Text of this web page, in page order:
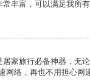
丰富，可以满足我所有
居家旅行必备神器，无
网络，再也不用担心网